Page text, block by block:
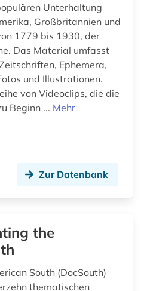
Unterhaltung
Großbritannien und
1779 bis 1930, der
Das Material umfasst
Ephemera,
und Illustrationen.
von Videoclips, die die
Beginn ... Mehr
Zur Datenbank
the
South (DocSouth)
thematischen